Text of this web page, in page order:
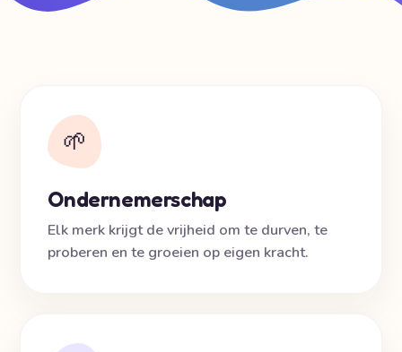
🌱
Ondernemerschap
Elk merk krijgt de vrijheid om te durven, te
proberen en te groeien op eigen kracht.